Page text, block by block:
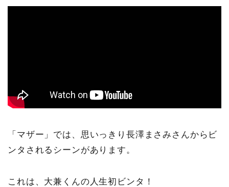
「マザー」では、思いっきり長澤まさみさんからビ
ンタされるシーンがあります。
これは、大兼くんの人生初ビンタ！